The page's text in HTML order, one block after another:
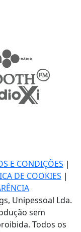
E CONDIÇÕES |
DE COOKIES |
Unipessoal Lda.
sem
Todos os